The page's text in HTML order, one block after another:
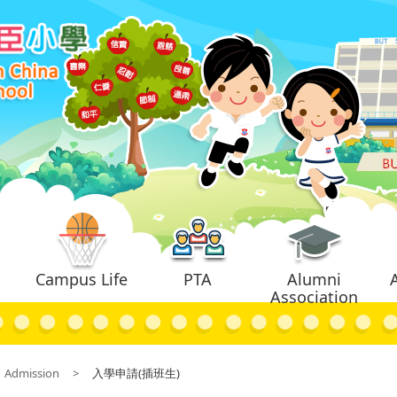
Campus Life PTA
Alumni
Association
Admission > 入學申請(插班生)